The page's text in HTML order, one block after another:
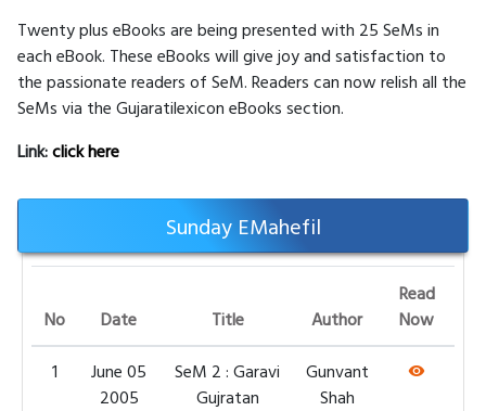
Twenty plus eBooks are being presented with 25 SeMs in
each eBook. These eBooks will give joy and satisfaction to
the passionate readers of SeM. Readers can now relish all the
SeMs via the Gujaratilexicon eBooks section.
Link:click here
Sunday EMahefil
No Date Title Author
Read
Now
1
June 05
2005
SeM 2 : Garavi
Gujratan
Gunvant
Shah